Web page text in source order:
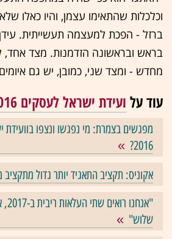
וכלכלות שהתאימו עצמן, והיו כאלו
ברזל - הפכת למעצמה תעשייתית.
בראש ובראשונה הזדמנות. מצד אחד,
מחדש - ומצד שני, כמובן, יש גם
עוד על ועידת ישראל לעסקים 2016
מפגשים בצמרת: מי נפגשו ונצפו בוועידת
2016?
אקוניס: תקציב התאגיד יותר גדול
שלוש"